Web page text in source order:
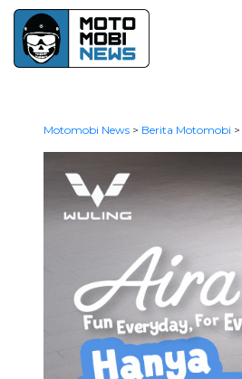
Motomobi News> Berita Motomobi >